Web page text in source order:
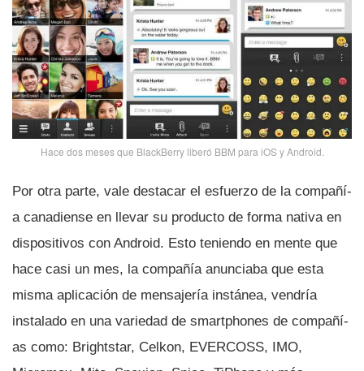
Hace dos meses que BlackBerry liberó BBM para iOS y Android.
Por otra parte, vale destacar el esfuerzo de la compañí­
a canadiense en llevar su producto de forma nativa en
dispositivos con Android. Esto teniendo en mente que
hace casi un mes, la compañí­a anunciaba que esta
misma aplicación de mensajerí­a instánea, vendrí­a
instalado en una variedad de smartphones de compañí­
as como: Brightstar, Celkon, EVERCOSS, IMO,